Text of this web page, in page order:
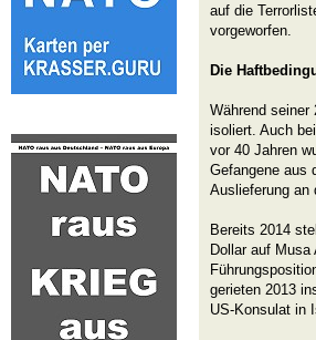
auf die
vorgeworfen.
Die
Während seiner
isoliert. Auch
vor 40 Jahren
Gefangene aus
Auslieferung an
Bereits 2014
Dollar auf
gerieten 2013
US-Konsulat in